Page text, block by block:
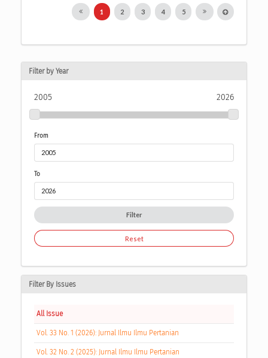
1 2 3 4 5
Filter by Year
2005 2026
From
To
Filter
Reset
Filter By Issues
All Issue
Vol. 33 No. 1 (2026): Jurnal Ilmu Ilmu Pertanian
Vol. 32 No. 2 (2025): Jurnal Ilmu Ilmu Pertanian